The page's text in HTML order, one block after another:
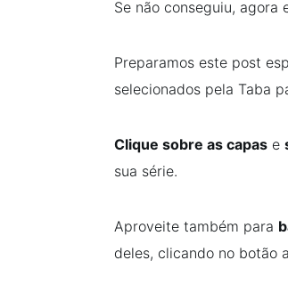
Se não conseguiu, agora
Preparamos este post
selecionados pela Taba
Clique sobre as capas e
sua série.
Aproveite também para
deles, clicando no botão